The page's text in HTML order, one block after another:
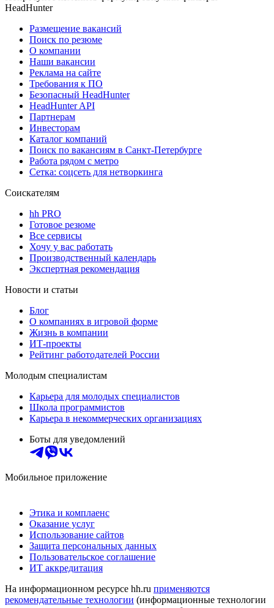
HeadHunter
Размещение вакансий
Поиск по резюме
О компании
Наши вакансии
Реклама на сайте
Требования к ПО
Безопасный HeadHunter
HeadHunter API
Партнерам
Инвесторам
Каталог компаний
Поиск по вакансиям в Санкт-Петербурге
Работа рядом с метро
Сетка: соцсеть для нетворкинга
Соискателям
hh PRO
Готовое резюме
Все сервисы
Хочу у вас работать
Производственный календарь
Экспертная рекомендация
Новости и статьи
Блог
О компаниях в игровой форме
Жизнь в компании
ИТ-проекты
Рейтинг работодателей России
Молодым специалистам
Карьера для молодых специалистов
Школа программистов
Карьера в некоммерческих организациях
Боты для уведомлений
Мобильное приложение
Этика и комплаенс
Оказание услуг
Использование сайтов
Защита персональных данных
Пользовательское соглашение
ИТ аккредитация
На информационном ресурсе hh.ru применяются
рекомендательные технологии (информационные технологии